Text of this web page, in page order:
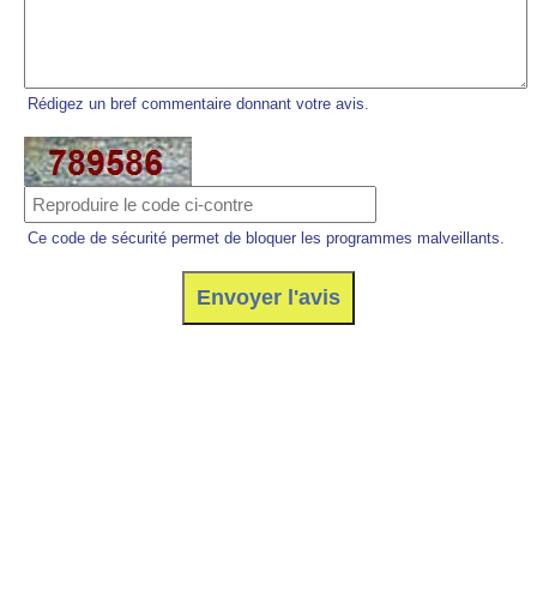
Rédigez un bref commentaire donnant votre avis.
Ce code de sécurité permet de bloquer les programmes malveillants.